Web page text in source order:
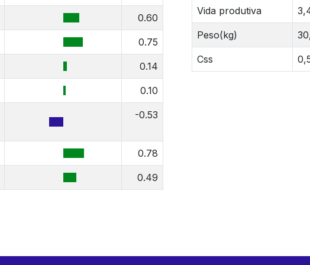
0.60
0.75
0.14
0.10
-0.53
0.78
0.49
Vida produtiva
Peso(kg)
Css